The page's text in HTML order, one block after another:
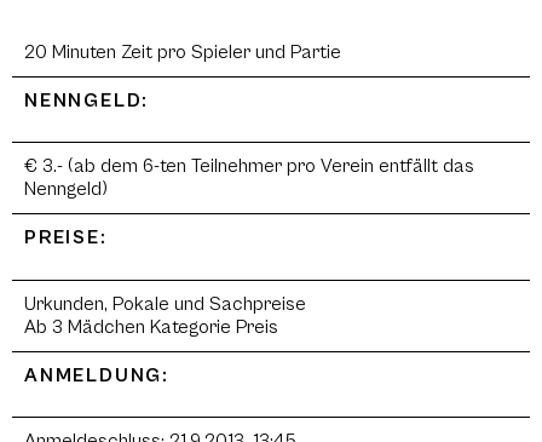
20 Minuten Zeit pro Spieler und Partie
NENNGELD:
€ 3.- (ab dem 6-ten Teilnehmer pro Verein entfällt das
Nenngeld)
PREISE:
Urkunden, Pokale und Sachpreise
Ab 3 Mädchen Kategorie Preis
ANMELDUNG: